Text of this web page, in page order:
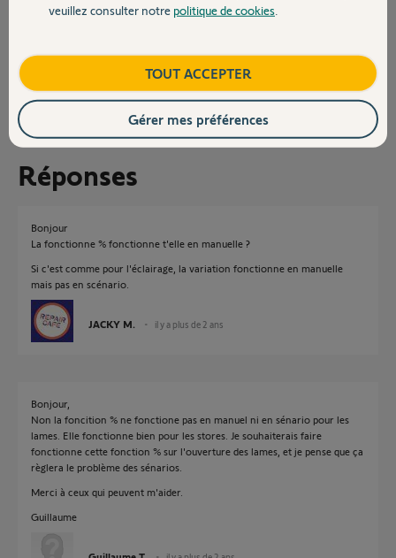
Contact
Guillaume
Guillaume T.
Participer au fil de discussion
Réponses
Bonjour
La fonctionne % fonctionne t'elle en manuelle ?
Si c'est comme pour l'éclairage, la variation fonctionne en manuelle
mais pas en scénario.
JACKY M. il y a plus de 2 ans
Bonjour,
Non la foncition % ne fonctione pas en manuel ni en sénario pour les
lames. Elle fonctionne bien pour les stores. Je souhaiterais faire
fonctionne cette fonction % sur l'ouverture des lames, et je pense que ça
règlera le problème des sénarios.
Merci à ceux qui peuvent m'aider.
Guillaume
veuillez consulter notre politique de cookies
TOUT ACCEPTER
Gérer mes préférences